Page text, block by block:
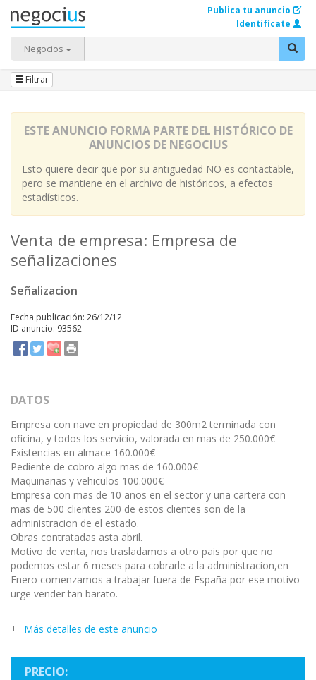
Negocios
Publica tu anuncio
Identifícate
Filtrar
ESTE ANUNCIO FORMA PARTE DEL HISTÓRICO DE
ANUNCIOS DE NEGOCIUS
Esto quiere decir que por su antigüedad NO es contactable,
pero se mantiene en el archivo de históricos, a efectos
estadísticos.
Venta de empresa: Empresa de
señalizaciones
Señalizacion
Fecha publicación: 26/12/12
ID anuncio: 93562
DATOS
Empresa con nave en propiedad de 300m2 terminada con
oficina, y todos los servicio, valorada en mas de 250.000€
Existencias en almace 160.000€
Pediente de cobro algo mas de 160.000€
Maquinarias y vehiculos 100.000€
Empresa con mas de 10 años en el sector y una cartera con
mas de 500 clientes 200 de estos clientes son de la
administracion de el estado.
Obras contratadas asta abril.
Motivo de venta, nos trasladamos a otro pais por que no
podemos estar 6 meses para cobrarle a la administracion,en
Enero comenzamos a trabajar fuera de España por ese motivo
urge vender tan barato.
Más detalles de este anuncio
PRECIO: